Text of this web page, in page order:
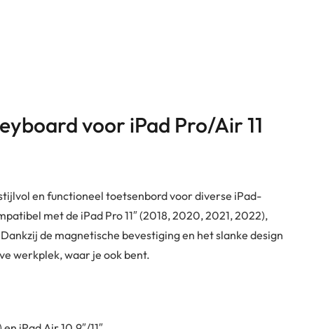
voor iPad Pro/Air 11
en functioneel toetsenbord voor diverse iPad-
met de iPad Pro 11″ (2018, 2020, 2021, 2022),
de magnetische bevestiging en het slanke design
werkplek, waar je ook bent.